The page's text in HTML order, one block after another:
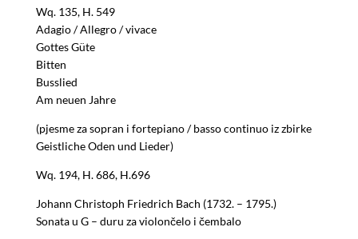
Wq. 135, H. 549
Adagio / Allegro / vivace
Gottes Güte
Bitten
Busslied
Am neuen Jahre
(pjesme za sopran i fortepiano / basso continuo iz zbirke
Geistliche Oden und Lieder)
Wq. 194, H. 686, H.696
Johann Christoph Friedrich Bach (1732. – 1795.)
Sonata u G – duru za violončelo i čembalo